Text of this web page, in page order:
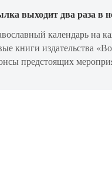
выходит два раза в
календарь на
книги издательства
предстоящих